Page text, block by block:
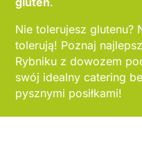
Nie tolerujesz glutenu?
tolerują! Poznaj
Rybniku z dowozem
swój idealny catering
pysznymi posiłkami!